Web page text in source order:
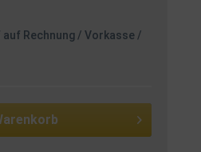
Rechnung / Vorkasse /